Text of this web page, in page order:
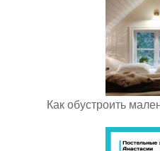
Как обустроить